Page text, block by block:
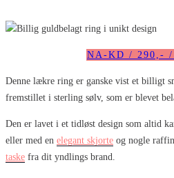
NA-KD / 290,- /
Denne lækre ring er ganske vist et billigt
fremstillet i sterling sølv, som er blevet
Den er lavet i et tidløst design som altid
eller med en elegant skjorte og nogle
taske fra dit yndlings brand.